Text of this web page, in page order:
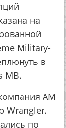
на
Military-
в
MB.
AM
Wrangler.
по